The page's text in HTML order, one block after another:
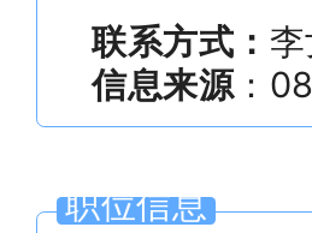
联系方式：
信息来源：
职位信息